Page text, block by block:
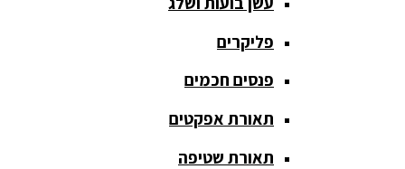
מסך הקרנה
roll up
מסך הקרנה
חצובה
פליקרים
פנסים חכמים
תאורת אפקטים
תאורת שטיפה